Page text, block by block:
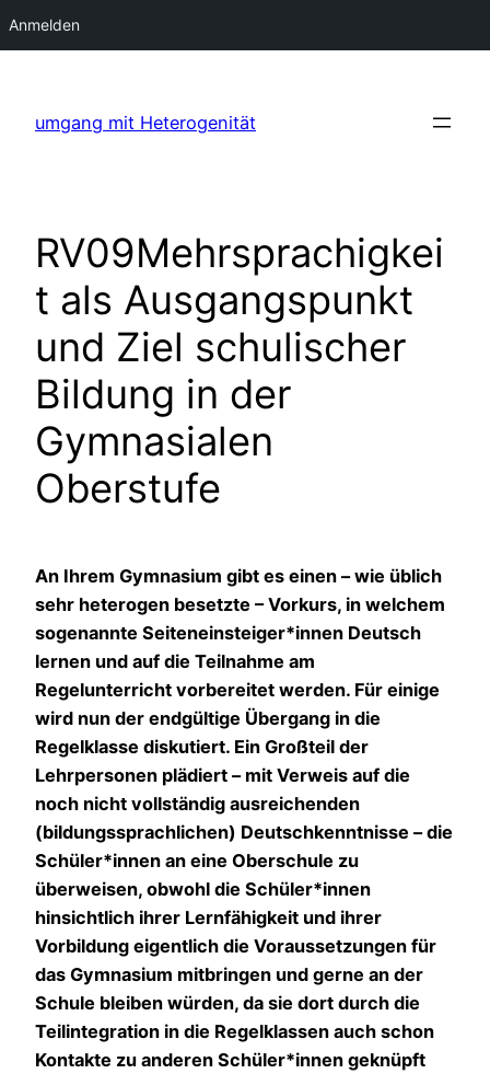
Anmelden
springen
umgang mit Heterogenität
RV09Mehrsprachigkei
t als Ausgangspunkt
und Ziel schulischer
Bildung in der
Gymnasialen
Oberstufe
An Ihrem Gymnasium gibt es einen – wie üblich
sehr heterogen besetzte – Vorkurs, in welchem
sogenannte Seiteneinsteiger*innen Deutsch
lernen und auf die Teilnahme am
Regelunterricht vorbereitet werden. Für einige
wird nun der endgültige Übergang in die
Regelklasse diskutiert. Ein Großteil der
Lehrpersonen plädiert – mit Verweis auf die
noch nicht vollständig ausreichenden
(bildungssprachlichen) Deutschkenntnisse – die
Schüler*innen an eine Oberschule zu
überweisen, obwohl die Schüler*innen
hinsichtlich ihrer Lernfähigkeit und ihrer
Vorbildung eigentlich die Voraussetzungen für
das Gymnasium mitbringen und gerne an der
Schule bleiben würden, da sie dort durch die
Teilintegration in die Regelklassen auch schon
Kontakte zu anderen Schüler*innen geknüpft